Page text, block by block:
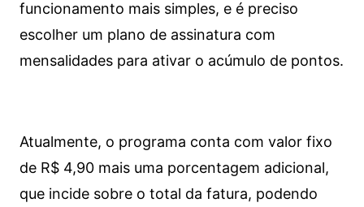
funcionamento mais simples, e é preciso
escolher um plano de assinatura com
mensalidades para ativar o acúmulo de pontos.
Atualmente, o programa conta com valor fixo
de R$ 4,90 mais uma porcentagem adicional,
que incide sobre o total da fatura, podendo